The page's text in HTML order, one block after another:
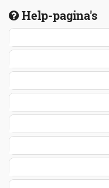
Help-pagina's